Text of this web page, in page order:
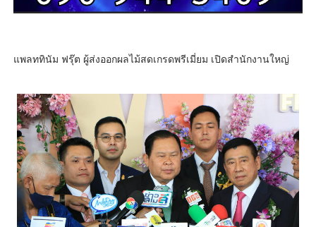
แพลททินัม ฟรุ๊ต ผู้ส่งออกผลไม้สดเกรดพรีเมี่ยม เปิดสำนักงานใหญ่